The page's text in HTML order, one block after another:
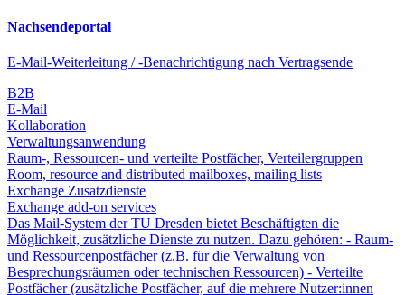
Nachsendeportal
E-Mail-Weiterleitung / -Benachrichtigung nach Vertragsende
B2B
E-Mail
Kollaboration
Verwaltungsanwendung
Raum-, Ressourcen- und verteilte Postfächer, Verteilergruppen
Room, resource and distributed mailboxes, mailing lists
Exchange Zusatzdienste
Exchange add-on services
Das Mail-System der TU Dresden bietet Beschäftigten die
Möglichkeit, zusätzliche Dienste zu nutzen. Dazu gehören: - Raum-
und Ressourcenpostfächer (z.B. für die Verwaltung von
Besprechungsräumen oder technischen Ressourcen) - Verteilte
Postfächer (zusätzliche Postfächer, auf die mehrere Nutzer:innen